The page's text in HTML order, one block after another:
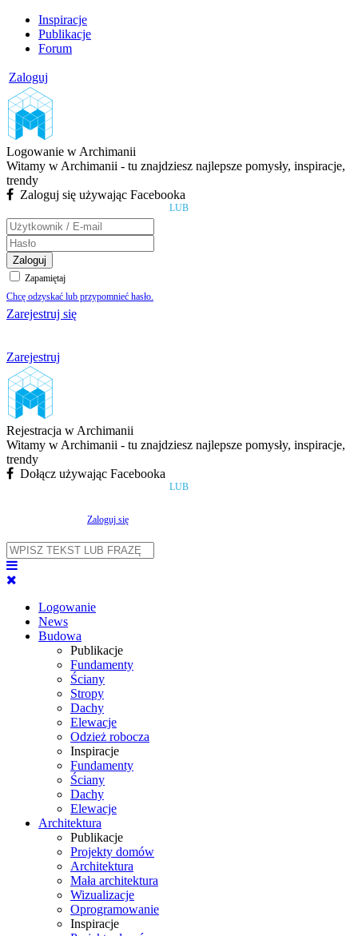
Inspiracje
Publikacje
Forum
Zaloguj
Logowanie w Archimanii
Witamy w Archimanii - tu znajdziesz najlepsze pomysły, inspiracje,
trendy
Zaloguj się używając Facebooka
LUB
Zaloguj
Zapamiętaj
Chcę odzyskać lub przypomnieć hasło.
Zarejestruj się
Zarejestruj
Rejestracja w Archimanii
Witamy w Archimanii - tu znajdziesz najlepsze pomysły, inspiracje,
trendy
Dołącz używając Facebooka
LUB
Zaloguj się
Logowanie
News
Budowa
Publikacje
Fundamenty
Ściany
Stropy
Dachy
Elewacje
Odzież robocza
Inspiracje
Fundamenty
Ściany
Dachy
Elewacje
Architektura
Publikacje
Projekty domów
Architektura
Mała architektura
Wizualizacje
Oprogramowanie
Inspiracje